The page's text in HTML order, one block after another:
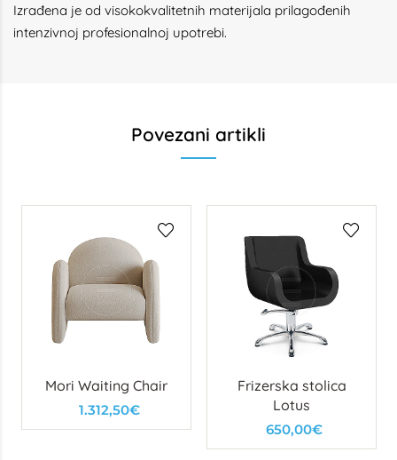
Izrađena je od visokokvalitetnih materijala prilagođenih
intenzivnoj profesionalnoj upotrebi.
Povezani artikli
Mori Waiting Chair
1.312,50€
Frizerska stolica
Lotus
650,00€